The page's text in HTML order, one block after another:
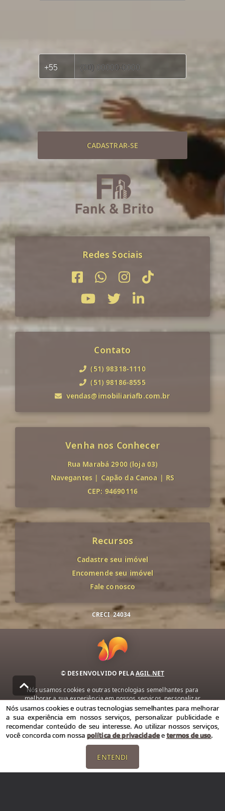
CADASTRAR-SE
Redes Sociais
Contato
(51) 98318-1110
(51) 98186-8555
vendas@imobiliariafb.com.br
Venha nos Conhecer
Rua Marabá 2900 (loja 03)
Navegantes | Capão da Canoa | RS
CEP: 94690116
Recursos
Cadastre seu imóvel
Encomende seu imóvel
Fale conosco
CRECI 24034
© DESENVOLVIDO PELAAGIL.NET
Nós usamos cookies e outras tecnologias semelhantes para
melhorar a sua experiência em nossos serviços, personalizar
publicidade e recomendar conteúdo de seu interesse. Ao utilizar
nossos serviços, você concorda com nossa política de privacidade e
termos de uso.
Política de Privacidade Termos de uso
Nós usamos cookies e outras tecnologias semelhantes para melhorar
a sua experiência em nossos serviços, personalizar publicidade e
recomendar conteúdo de seu interesse. Ao utilizar nossos serviços,
você concorda com nossa política de privacidadeetermos de uso.
ENTENDI